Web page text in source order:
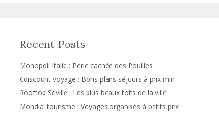
Recent Posts
Monopoli Italie : Perle cachée des Pouilles
Cdiscount voyage : Bons plans séjours à prix mini
Rooftop Séville : Les plus beaux toits de la ville
Mondial tourisme : Voyages organisés à petits prix